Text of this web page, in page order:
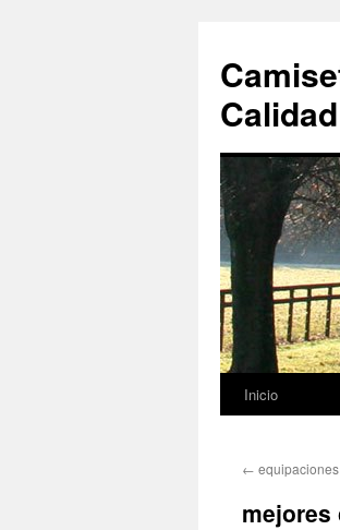
Saltar
contenido
Inicio
←
mejores